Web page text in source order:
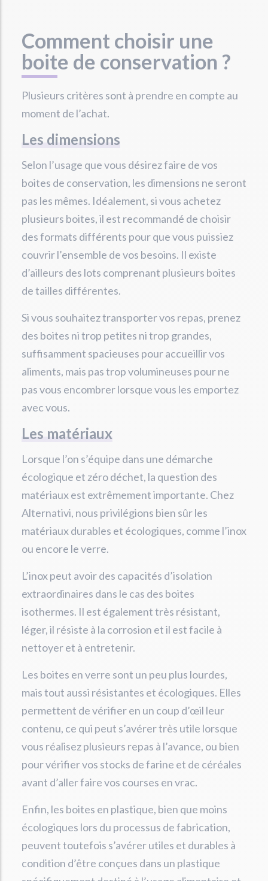
Comment choisir une
boite de conservation ?
Plusieurs critères sont à prendre en compte au
moment de l’achat.
Les dimensions
Selon l’usage que vous désirez faire de vos
boites de conservation, les dimensions ne seront
pas les mêmes. Idéalement, si vous achetez
plusieurs boites, il est recommandé de choisir
des formats différents pour que vous puissiez
couvrir l’ensemble de vos besoins. Il existe
d’ailleurs des lots comprenant plusieurs boites
de tailles différentes.
Si vous souhaitez transporter vos repas, prenez
des boites ni trop petites ni trop grandes,
suffisamment spacieuses pour accueillir vos
aliments, mais pas trop volumineuses pour ne
pas vous encombrer lorsque vous les emportez
avec vous.
Les matériaux
Lorsque l’on s’équipe dans une démarche
écologique et zéro déchet, la question des
matériaux est extrêmement importante. Chez
Alternativi, nous privilégions bien sûr les
matériaux durables et écologiques, comme l’inox
ou encore le verre.
L’inox peut avoir des capacités d’isolation
extraordinaires dans le cas des boites
isothermes. Il est également très résistant,
léger, il résiste à la corrosion et il est facile à
nettoyer et à entretenir.
Les boites en verre sont un peu plus lourdes,
mais tout aussi résistantes et écologiques. Elles
permettent de vérifier en un coup d’œil leur
contenu, ce qui peut s’avérer très utile lorsque
vous réalisez plusieurs repas à l’avance, ou bien
pour vérifier vos stocks de farine et de céréales
avant d’aller faire vos courses en vrac.
Enfin, les boites en plastique, bien que moins
écologiques lors du processus de fabrication,
peuvent toutefois s’avérer utiles et durables à
condition d’être conçues dans un plastique